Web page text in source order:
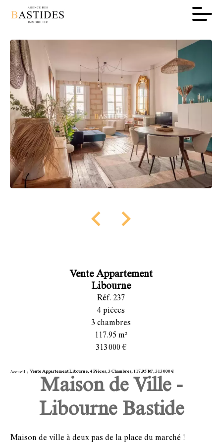
Vente Appartement
Libourne
Réf. 237
4 pièces
3 chambres
117.95 m²
313 000 €
Accueil Vente Appartement Libourne, 4 Pièces, 3 Chambres, 117.95 M², 313 000 €
Maison de Ville -
Libourne Bastide
Maison de ville à deux pas de la place du marché !